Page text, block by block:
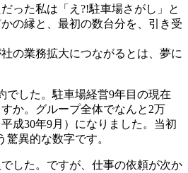
った私は「え?!駐車場さがし」と
の縁と、最初の数台分を、引き受
の業務拡大につながるとは、夢に
でした。駐車場経営9年目の現在
か。グループ全体でなんと2万
成30年9月）になりました。当初
驚異的な数字です。
した。ですが、仕事の依頼が次か